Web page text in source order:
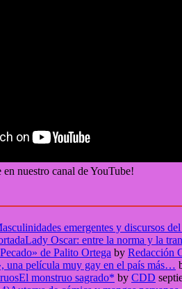
en nuestro canal de YouTube!
emergentes y discursos
Lady Oscar: entre la norma y la
de Palito Ortega by Redacción
una película muy gay en el país más…
El monstruo sagrado* by CDD